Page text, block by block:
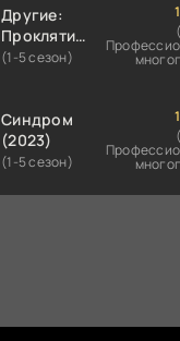
Другие:
Проклятие
кукушки
(1-5 сезон)
Синдром
(2023)
(1-5 сезон)